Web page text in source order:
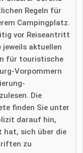
Regeln für
Campingplatz.
vor Reiseantritt
aktuellen
für touristische
Vorpommern
Die
finden Sie unter
darauf hin,
hat, sich über die
zu